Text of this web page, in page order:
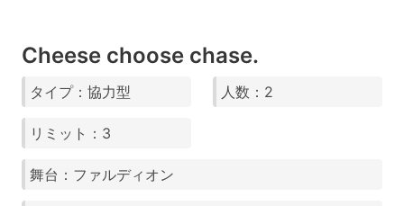
Cheese choose chase.
タイプ：協力型 人数：2
リミット：3
舞台：ファルディオン